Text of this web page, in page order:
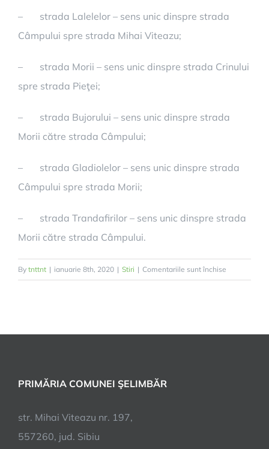
– strada Lalelelor – sens unic dinspre strada
Câmpului spre strada Mihai Viteazu;
– strada Morii – sens unic dinspre strada Crinului
spre strada Pieţei;
– strada Bujorului – sens unic dinspre strada
Morii către strada Câmpului;
– strada Gladiolelor – sens unic dinspre strada
Câmpului spre strada Morii;
– strada Trandafirilor – sens unic dinspre strada
Morii către strada Câmpului.
By tnttnt | ianuarie 8th, 2020 | Stiri | Comentariile sunt închise
Șase
PRIMĂRIA COMUNEI ŞELIMBĂR
str. Mihai Viteazu nr. 197,
557260, jud. Sibiu